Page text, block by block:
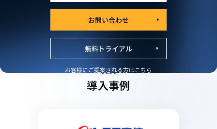
お問い合わせ
無料トライアル
お客様にご提案される方はこちら
Case
導入事例